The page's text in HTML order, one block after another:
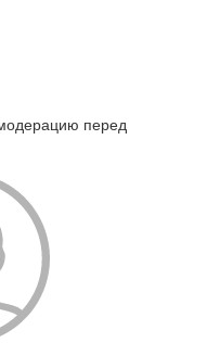
перед